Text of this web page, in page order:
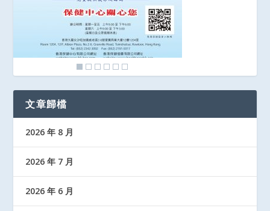
文章歸檔
2026 年 8 月
2026 年 7 月
2026 年 6 月